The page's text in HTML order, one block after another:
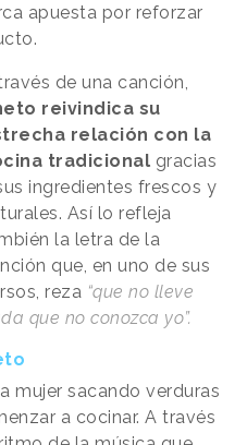
apuesta por reforzar
de una canción,
reivindica su
relación con la
tradicional gracias
ingredientes frescos y
Así lo refleja
la letra de la
que, en uno de sus
reza “que no lleve
que no conozca yo”.
mujer sacando verduras
a cocinar. A través